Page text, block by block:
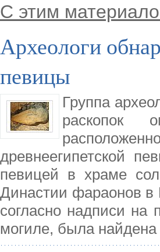
С этим
Археологи
певицы
Группа
раскопок
древнеегипетской
певицей в храме
Династии фараонов в
согласно надписи на
могиле, была найдена